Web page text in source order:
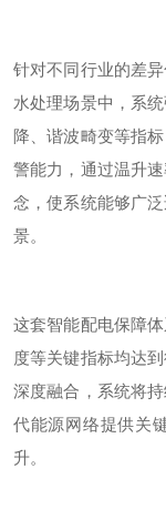
针对不同行业的差
水处理场景中，系
降、谐波畸变等指
警能力，通过温升
念，使系统能够广
景。
这套智能配电保障
度等关键指标均达
深度融合，系统将
代能源网络提供关
升。